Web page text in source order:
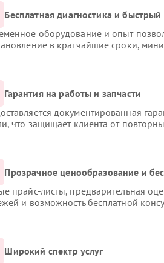
Бесплатная диагностика и
оборудование и опыт
в кратчайшие сроки,
Гарантия на работы и запчасти
документированная
что защищает клиента от
Прозрачное ценообразование и
прайс-листы, предварительная
и возможность бесплатной
Широкий спектр услуг